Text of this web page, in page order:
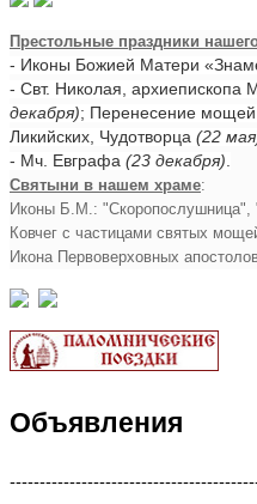
Престольные праздники
- Иконы Божией Матери
- Свт. Николая, архиепископа
декабря); Перенесение мощей
Ликийских, Чудотворца (22
- Мч. Евграфа (23 декабря)
Святыни в нашем храме:
Иконы Б.М.: "Скоропослушница",
Ковчег с частицами святых
Икона Первоверховных
Объявления